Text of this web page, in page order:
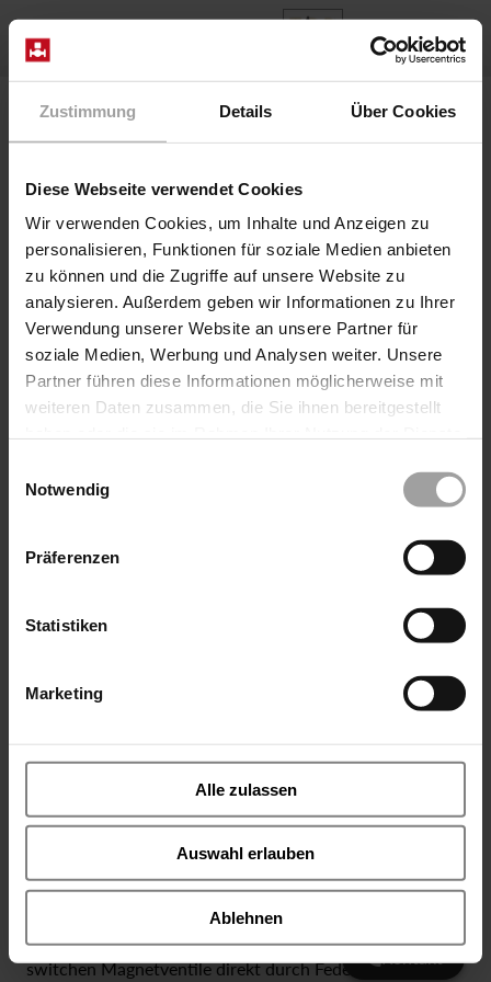
Zustimmung Details Über Cookies
Diese Webseite verwendet Cookies
Wir verwenden Cookies, um Inhalte und Anzeigen zu
personalisieren, Funktionen für soziale Medien anbieten
zu können und die Zugriffe auf unsere Website zu
analysieren. Außerdem geben wir Informationen zu Ihrer
Verwendung unserer Website an unsere Partner für
soziale Medien, Werbung und Analysen weiter. Unsere
Partner führen diese Informationen möglicherweise mit
weiteren Daten zusammen, die Sie ihnen bereitgestellt
Notwendig
Präferenzen
Statistiken
Marketing
Alle zulassen
Auswahl erlauben
Ablehnen
DE
Kontakt
Magnetventile für tiefkalte
Anwendung LN2 LCO2
Die Handhabung und Steuerung von verflüssigten
tiefkalten Gasen, namentlich flüssiges Kohlendioxid
(LCo2) oder flüssigen Stickstoff (LN2) bis minus 196°C,
wird aus sicherheitstechnischen Gesichtspunkten immer
mehr Bedeutung beigemessen. Beim Absperren von
druckführenden Leitungen, beispielsweise für die
Lebensmittelfrostung, werden Cryo-Magnetventile
Vorteile von Magnetventilen
Magnetventile sind sicherheitsgerichtete „fail safe“
Absperrorgane. Durch Wegnahme der elektr. Spannung
switchen Magnetventile direkt durch Federkraft